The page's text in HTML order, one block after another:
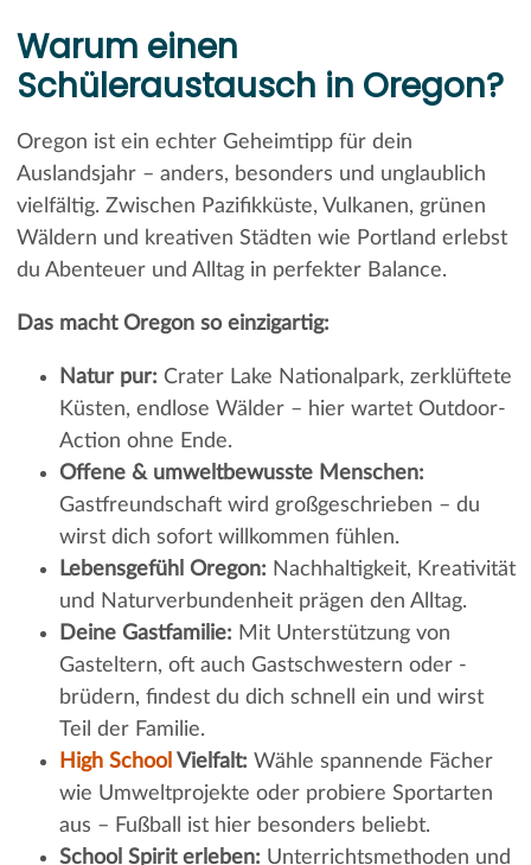
Warum einen
Schüleraustausch in Oregon?
Oregon ist ein echter Geheimtipp für dein
Auslandsjahr – anders, besonders und unglaublich
vielfältig. Zwischen Pazifikküste, Vulkanen, grünen
Wäldern und kreativen Städten wie Portland erlebst
du Abenteuer und Alltag in perfekter Balance.
Das macht Oregon so einzigartig:
Natur pur: Crater Lake Nationalpark, zerklüftete
Küsten, endlose Wälder – hier wartet Outdoor-
Action ohne Ende.
Offene & umweltbewusste Menschen:
Gastfreundschaft wird großgeschrieben – du
wirst dich sofort willkommen fühlen.
Lebensgefühl Oregon: Nachhaltigkeit, Kreativität
und Naturverbundenheit prägen den Alltag.
Deine Gastfamilie: Mit Unterstützung von
Gasteltern, oft auch Gastschwestern oder -
brüdern, findest du dich schnell ein und wirst
Teil der Familie.
High School Vielfalt: Wähle spannende Fächer
wie Umweltprojekte oder probiere Sportarten
aus – Fußball ist hier besonders beliebt.
School Spirit erleben: Unterrichtsmethoden und